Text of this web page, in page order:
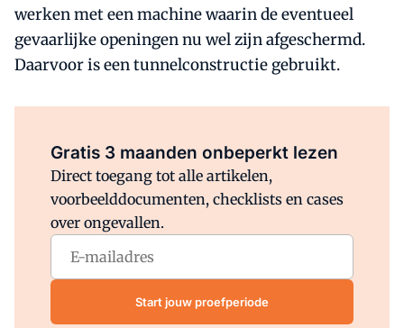
werken met een machine waarin de eventueel
gevaarlijke openingen nu wel zijn afgeschermd.
Daarvoor is een tunnelconstructie gebruikt.
Gratis 3 maanden onbeperkt lezen
Direct toegang tot alle artikelen,
voorbeelddocumenten, checklists en cases
over ongevallen.
Start jouw proefperiode